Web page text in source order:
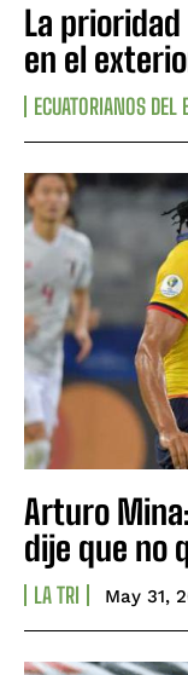
La
en el
ECUATORIANOS DEL
Arturo
dije que no
LA TRI May 31,